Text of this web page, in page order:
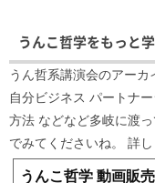
うんこ哲学をもっと
うん哲系講演会のアー
自分ビジネス パートナ
方法 などなど多岐に渡
でみてくださいね。 詳
うんこ哲学 動画販売